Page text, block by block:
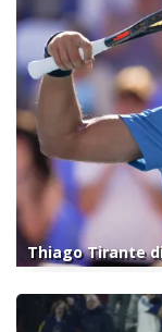
Thiago Tirante